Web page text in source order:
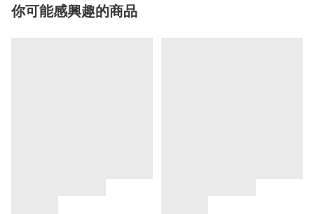
你可能感興趣的商品